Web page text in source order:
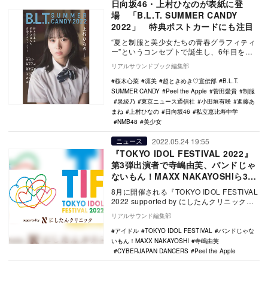
日向坂46・上村ひなのが表紙に登
場 「B.L.T. SUMMER CANDY
2022」 特典ポストカードにも注目
“夏と制服と美少女たちの青春グラフィティ
ー”というコンセプトで誕生し、6年目を迎
える「B.L.T. SUMMER CANDY」。…
リアルサウンドブック編集部
桜木心菜
凛美 超ときめき♡宣伝部
B.L.T.
SUMMER CANDY
Peel the Apple 菅田愛貴
制服
泉綾乃
東京ニュース通信社 小田垣有咲
進藤あ
まね
上村ひなの 日向坂46
私立恵比寿中学
NMB48
美少女
ニュース 2022.05.24 19:55
『TOKYO IDOL FESTIVAL 2022』
第3弾出演者で寺嶋由芙、バンドじゃ
ないもん！MAXX NAKAYOSHIら30
組
8月に開催される『TOKYO IDOL FESTIVAL
2022 supported by にしたんクリニック』
の出演者第3弾…
リアルサウンド編集部
アイドル
TOKYO IDOL FESTIVAL
バンドじゃな
いもん！MAXX NAKAYOSHI
寺嶋由芙
CYBERJAPAN DANCERS
Peel the Apple